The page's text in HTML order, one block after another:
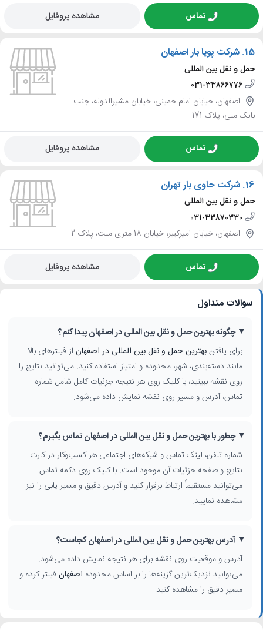
تماس مشاهده پروفایل
15. شرکت پویا بار اصفهان
حمل و نقل بین المللی
031-33866776
اصفهان، خیابان امام خمینی، خیابان مشیرالدوله، جنب
بانک ملی، پلاک 171
تماس مشاهده پروفایل
16. شرکت حاوی بار تهران
حمل و نقل بین المللی
031-33870330
اصفهان، خیابان امیرکبیر، خیابان 18 متری ملت، پلاک 2
تماس مشاهده پروفایل
سوالات متداول
چگونه بهترین حمل و نقل بین المللی در اصفهان پیدا کنم؟
برای یافتنبهترین حمل و نقل بین المللی در اصفهان از فیلترهای بالا
مانند دسته‌بندی، شهر، محدوده و امتیاز استفاده کنید. می‌توانید نتایج را
روی نقشه ببینید، با کلیک روی هر نتیجه جزئیات کامل شامل شماره
تماس، آدرس و مسیر روی نقشه نمایش داده می‌شود.
چطور با بهترین حمل و نقل بین المللی در اصفهان تماس بگیرم؟
شماره تلفن، لینک تماس و شبکه‌های اجتماعی هر کسب‌وکار در کارت
نتایج و صفحه جزئیات آن موجود است. با کلیک روی دکمه تماس
می‌توانید مستقیماً ارتباط برقرار کنید و آدرس دقیق و مسیر یابی را نیز
مشاهده نمایید.
آدرس بهترین حمل و نقل بین المللی در اصفهان کجاست؟
آدرس و موقعیت روی نقشه برای هر نتیجه نمایش داده می‌شود.
می‌توانید نزدیک‌ترین گزینه‌ها را بر اساس محدوده اصفهان فیلتر کرده و
مسیر دقیق را مشاهده کنید.